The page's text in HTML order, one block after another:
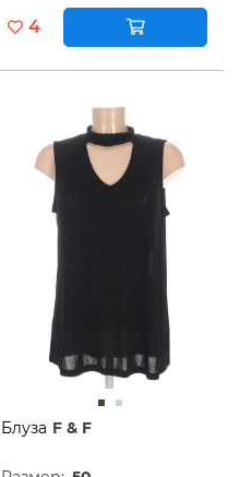
4
Блуза F & F